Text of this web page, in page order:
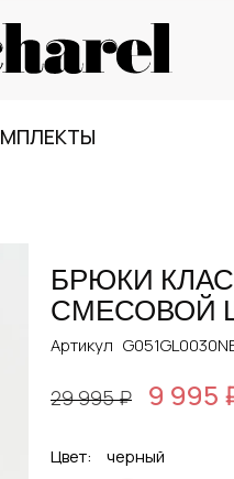
БРЮКИ
СМЕСОВОЙ
Артикул
29 995 ₽ 9 995
Цвет: черный